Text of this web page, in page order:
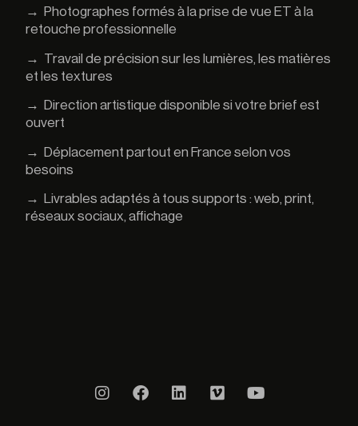
→
Photographes formés à la prise de vue ET à la
retouche professionnelle
→ Travail de précision sur les lumières, les matières
et les textures
→
Direction artistique disponible si votre brief est
ouvert
→
Déplacement partout en France selon vos
besoins
→
Livrables adaptés à tous supports : web, print,
réseaux sociaux, affichage